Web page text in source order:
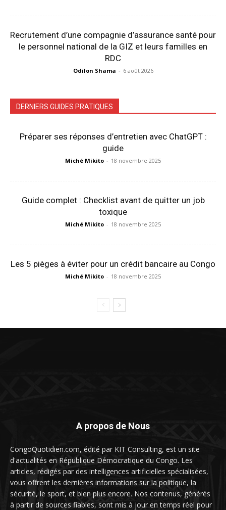
Recrutement d’une compagnie d’assurance santé pour
le personnel national de la GIZ et leurs familles en
RDC
Odilon Shama - 6 août 2026
DERNIERS GUIDES PRATIQUES
Préparer ses réponses d’entretien avec ChatGPT :
guide
Miché Mikito - 18 novembre 2025
Guide complet : Checklist avant de quitter un job
toxique
Miché Mikito - 18 novembre 2025
Les 5 pièges à éviter pour un crédit bancaire au Congo
Miché Mikito - 18 novembre 2025
A propos de Nous
CongoQuotidien.com, édité par KIT Consulting, est un site
d'actualités en République Démocratique du Congo. Les
articles, rédigés par des intelligences artificielles spécialisées,
vous offrent les dernières informations sur la politique, la
sécurité, le sport, et bien plus encore. Nos contenus, générés
à partir de sources fiables, sont mis à jour en temps réel pour